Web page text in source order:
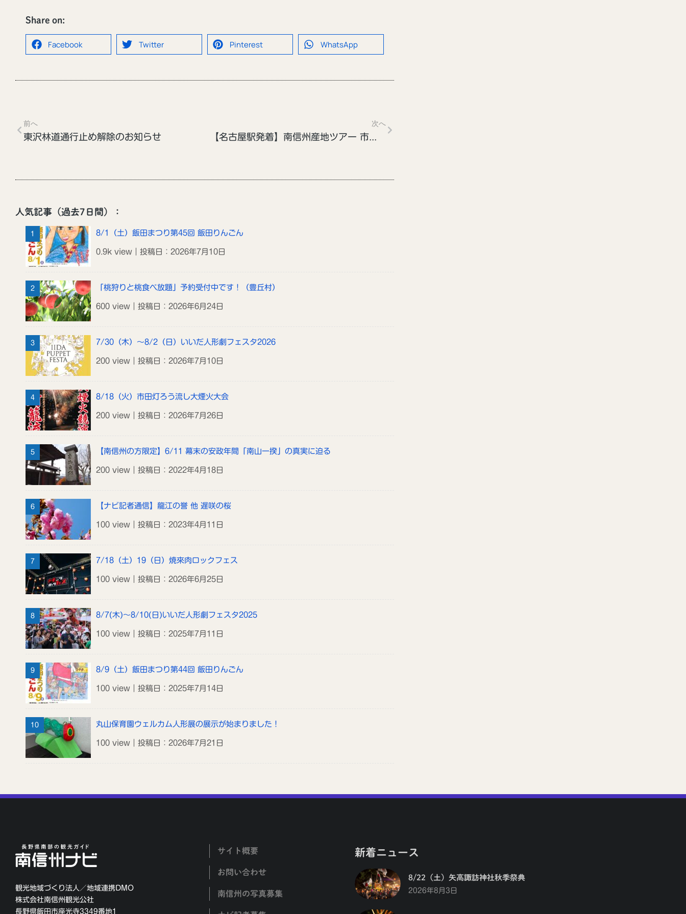
Share on:
Facebook Twitter Pinterest WhatsApp
前へ
東沢林道通行止め解除のお知らせ
次へ
【名古屋駅発着】南信州産地ツアー 市田柿づくり体験の旅(11/3)
人気記事（過去7日間）：
8/1（土）飯田まつり第45回 飯田りんごん
0.9k view｜投稿日：2026年7月10日
「桃狩りと桃食べ放題」予約受付中です！（豊丘村）
600 view｜投稿日：2026年6月24日
7/30（木）～8/2（日）いいだ人形劇フェスタ2026
200 view｜投稿日：2026年7月10日
8/18（火）市田灯ろう流し大煙火大会
200 view｜投稿日：2026年7月26日
【南信州の方限定】6/11 幕末の安政年間「南山一揆」の真実に迫る
200 view｜投稿日：2022年4月18日
【ナビ記者通信】龍江の誉 他 遅咲の桜
100 view｜投稿日：2023年4月11日
7/18（土）19（日）焼來肉ロックフェス
100 view｜投稿日：2026年6月25日
8/7(木)～8/10(日)いいだ人形劇フェスタ2025
100 view｜投稿日：2025年7月11日
8/9（土）飯田まつり第44回 飯田りんごん
100 view｜投稿日：2025年7月14日
丸山保育園ウェルカム人形展の展示が始まりました！
100 view｜投稿日：2026年7月21日
観光地域づくり法人／地域連携DMO
株式会社南信州観光公社
長野県飯田市座光寺3349番地1
サイト概要
お問い合わせ
南信州の写真募集
新着ニュース
8/22（土）矢高諏訪神社秋季祭典
2026年8月3日